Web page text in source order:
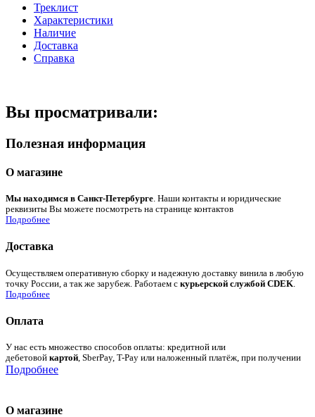
Треклист
Характеристики
Наличие
Доставка
Справка
Вы просматривали:
Полезная информация
О магазине
Мы находимся в Санкт-Петербурге. Наши контакты и юридические
реквизиты Вы можете посмотреть на странице контактов
Подробнее
Доставка
Осуществляем оперативную сборку и надежную доставку винила в любую
точку России, а так же зарубеж. Работаем с курьерской службой CDEK
Подробнее
Оплата
У нас есть множество способов оплаты: кредитной или
дебетовой картой, SberPay, T-Pay или наложенный платёж, при получении
Подробнее
О магазине